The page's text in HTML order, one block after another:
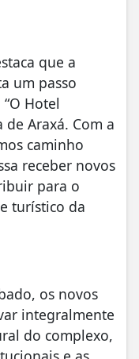
que a
um passo
Hotel
Araxá. Com a
caminho
receber novos
para o
turístico da
os novos
integralmente
do complexo,